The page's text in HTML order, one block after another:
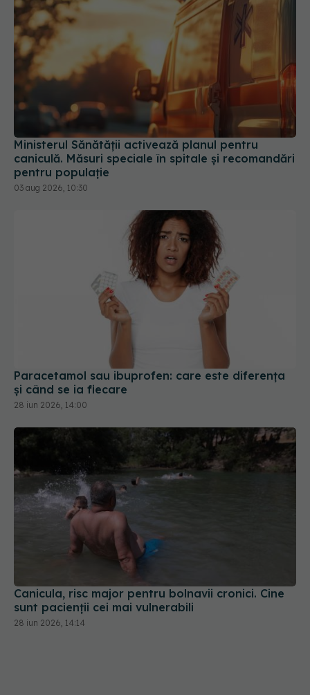
Ministerul Sănătății activează planul pentru
caniculă. Măsuri speciale în spitale și recomandări
pentru populație
03 aug 2026, 10:30
Paracetamol sau ibuprofen: care este diferența
și când se ia fiecare
28 iun 2026, 14:00
Canicula, risc major pentru bolnavii cronici. Cine
sunt pacienții cei mai vulnerabili
28 iun 2026, 14:14